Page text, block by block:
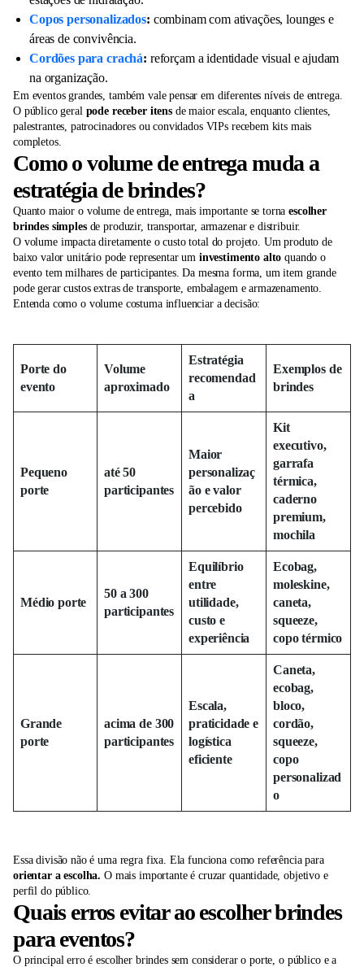
Copos personalizados: combinam com ativações, lounges e
áreas de convivência.
Cordões para crachá: reforçam a identidade visual e ajudam
na organização.
Em eventos grandes, também vale pensar em diferentes níveis de entrega.
O público geral pode receber itensde maior escala, enquanto clientes,
palestrantes, patrocinadores ou convidados VIPs recebem kits mais
completos.
Como o volume de entrega muda a
estratégia de brindes?
Quanto maior o volume de entrega, mais importante se tornaescolher
brindes simples de produzir, transportar, armazenar e distribuir.
O volume impacta diretamente o custo total do projeto. Um produto de
baixo valor unitário pode representar um investimento altoquando o
evento tem milhares de participantes. Da mesma forma, um item grande
pode gerar custos extras de transporte, embalagem e armazenamento.
Entenda como o volume costuma influenciar a decisão:
Porte do
evento
Volume
aproximado
Estratégia
recomendad
a
Exemplos de
brindes
Pequeno
porte
até 50
participantes
Maior
personalizaç
ão e valor
percebido
Kit
executivo,
garrafa
térmica,
caderno
premium,
mochila
Médio porte
50 a 300
participantes
Equilíbrio
entre
utilidade,
custo e
experiência
Ecobag,
moleskine,
caneta,
squeeze,
copo térmico
Grande
porte
acima de 300
participantes
Escala,
praticidade e
logística
eficiente
Caneta,
ecobag,
bloco,
cordão,
squeeze,
copo
personalizad
o
Essa divisão não é uma regra fixa. Ela funciona como referência para
orientar a escolha. O mais importante é cruzar quantidade, objetivo e
perfil do público.
Quais erros evitar ao escolher brindes
para eventos?
O principal erro é escolher brindes sem considerar o porte, o público e a